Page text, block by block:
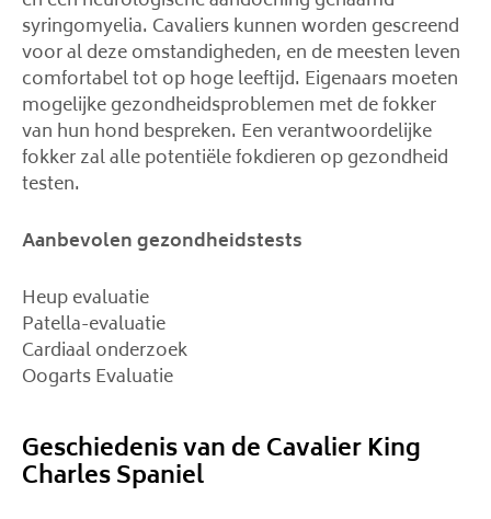
syringomyelia. Cavaliers kunnen worden gescreend
voor al deze omstandigheden, en de meesten leven
comfortabel tot op hoge leeftijd. Eigenaars moeten
mogelijke gezondheidsproblemen met de fokker
van hun hond bespreken. Een verantwoordelijke
fokker zal alle potentiële fokdieren op gezondheid
testen.
Aanbevolen gezondheidstests
Heup evaluatie
Patella-evaluatie
Cardiaal onderzoek
Oogarts Evaluatie
Geschiedenis van de Cavalier King
Charles Spaniel